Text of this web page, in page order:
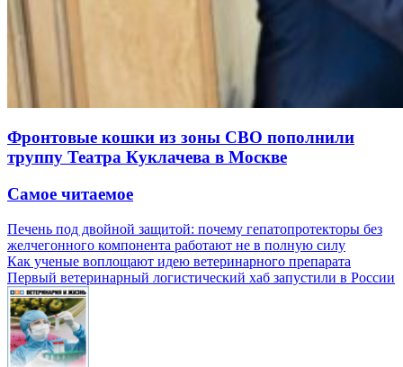
Фронтовые кошки из зоны СВО пополнили
труппу Театра Куклачева в Москве
Самое читаемое
Печень под двойной защитой: почему гепатопротекторы без
желчегонного компонента работают не в полную силу
Как ученые воплощают идею ветеринарного препарата
Первый ветеринарный логистический хаб запустили в России